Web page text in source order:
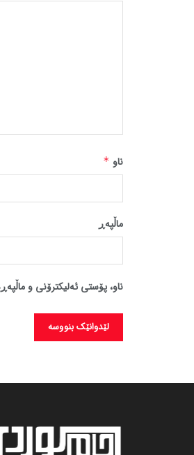
ناو *
ماڵپه‌ڕ
ناو، پۆستی ئەلیکترۆنی و